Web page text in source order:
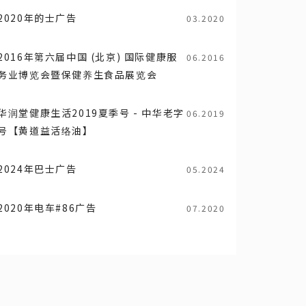
年的士广告 03.2020
年第六届中国 (北京) 国际健康服
业博览会暨保健养生食品展览会
06.2016
润堂健康生活2019夏季号 - 中华老字
【黄道益活络油】
06.2019
年巴士广告 05.2024
年电车#86广告 07.2020